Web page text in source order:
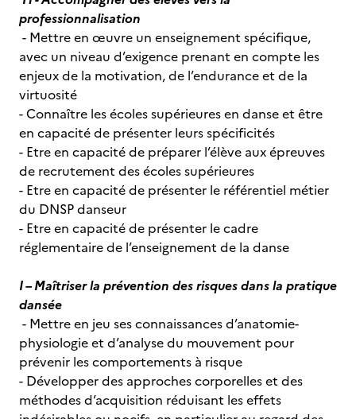
professionnalisation
- Mettre en œuvre un enseignement spécifique,
avec un niveau d’exigence prenant en compte les
enjeux de la motivation, de l’endurance et de la
virtuosité
- Connaître les écoles supérieures en danse et être
en capacité de présenter leurs spécificités
- Etre en capacité de préparer l’élève aux épreuves
de recrutement des écoles supérieures
- Etre en capacité de présenter le référentiel métier
du DNSP danseur
- Etre en capacité de présenter le cadre
réglementaire de l’enseignement de la danse
I – Maîtriser la prévention des risques dans la pratique
dansée
- Mettre en jeu ses connaissances d’anatomie-
physiologie et d’analyse du mouvement pour
prévenir les comportements à risque
- Développer des approches corporelles et des
méthodes d’acquisition réduisant les effets